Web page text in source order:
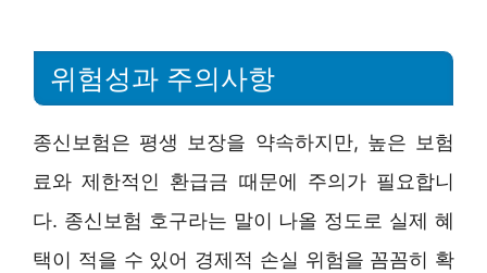
위험성과 주의사항
종신보험은 평생 보장을 약속하지만, 높은 보험
료와 제한적인 환급금 때문에 주의가 필요합니
다. 종신보험 호구라는 말이 나올 정도로 실제 혜
택이 적을 수 있어 경제적 손실 위험을 꼼꼼히 확